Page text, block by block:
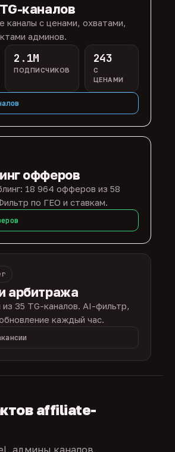
каналов
каналы с ценами, охватами,
админов.
2.1M
ПОДПИСЧИКОВ
243
С
ЦЕНАМИ
офферов
18 964 офферов из 58
по ГЕО и ставкам.
арбитража
из 35 TG-каналов. AI-фильтр,
каждый час.
affiliate-